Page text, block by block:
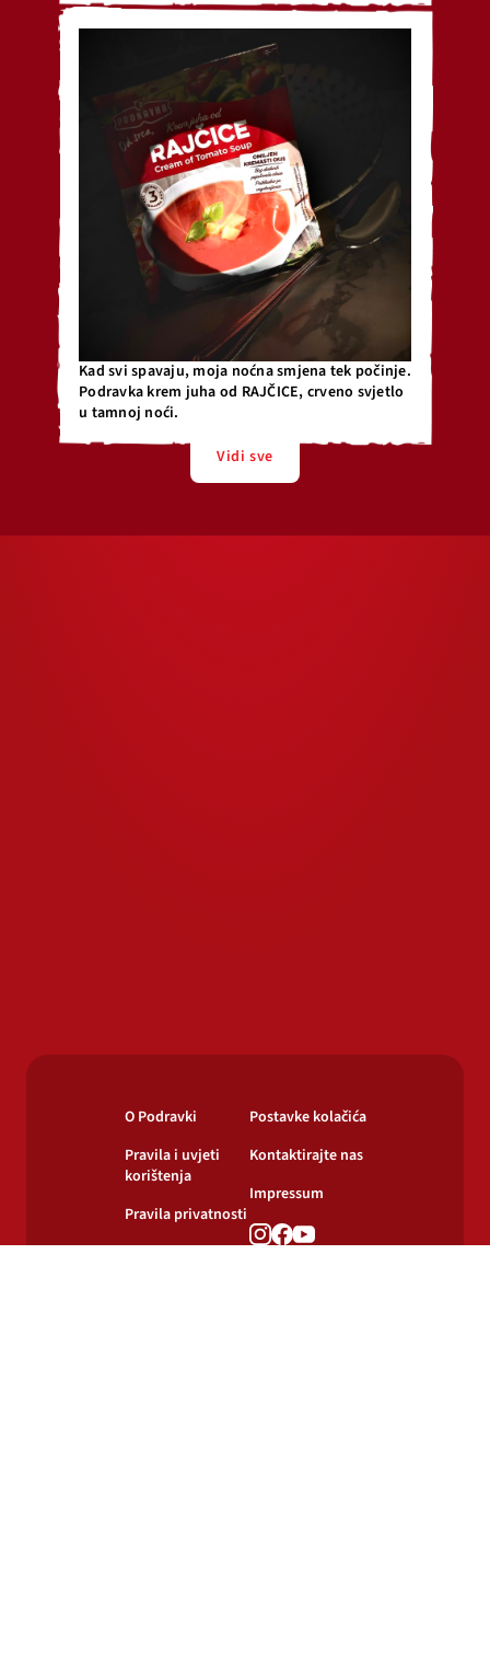
Kad svi spavaju, moja noćna smjena tek počinje.
Podravka krem juha od RAJČICE, crveno svjetlo
u tamnoj noći.
Vidi sve
O Podravki
Pravila i uvjeti
korištenja
Pravila privatnosti
Postavke kolačića
Kontaktirajte nas
Impressum